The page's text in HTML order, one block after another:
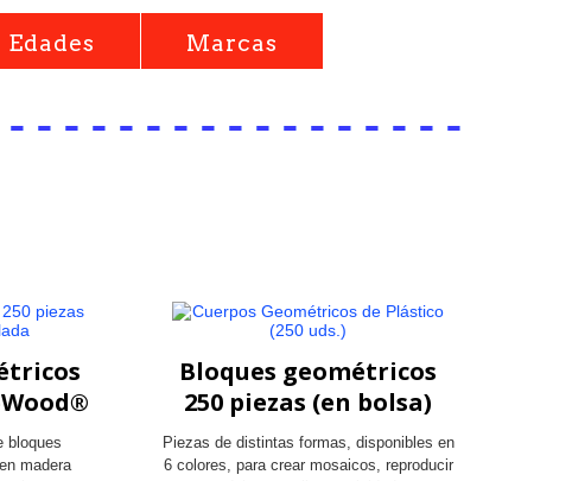
Edades Marcas
bloques
madera
Bloques geométricos
250 piezas (en bolsa)
Piezas de distintas formas, disponibles en
6 colores, para crear mosaicos, reproducir